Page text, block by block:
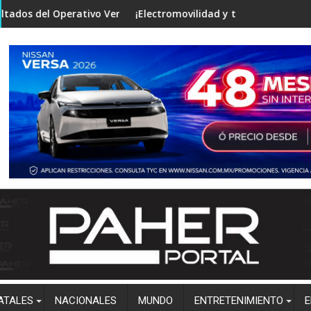
Verano Seguro en mesa de Construcción de Paz,
¡Electromovilidad y tecnología de punta! Vincula la
NACIONALES MUNDO ENTRETENIMIENTO